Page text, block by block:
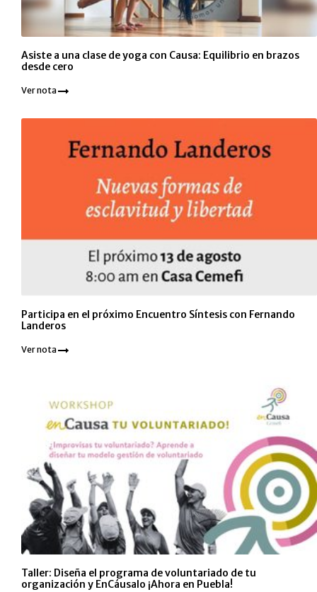
Asiste a una clase de yoga con Causa: Equilibrio en brazos
desde cero
Ver nota
Participa en el próximo Encuentro Síntesis con Fernando
Landeros
Ver nota
Taller: Diseña el programa de voluntariado de tu
organización y EnCáusalo ¡Ahora en Puebla!